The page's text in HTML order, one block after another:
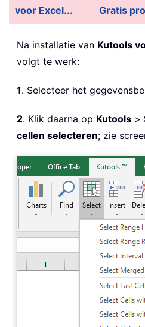
voor Excel...
Gratis
Na installatie van Kutools
volgt te werk:
1. Selecteer het
2. Klik daarna op Kutools >
cellen selecteren; zie